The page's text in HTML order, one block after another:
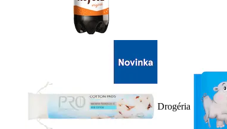
Drogéria